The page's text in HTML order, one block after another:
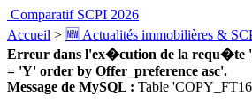
Comparatif SCPI 2026
Accueil > 🆕 Actualités immobilières &
Erreur dans l'ex�cution de la requ�te
= 'Y' order by Offer_preference asc'.
Message de MySQL : Table